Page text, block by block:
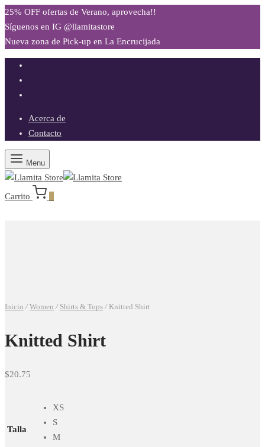
25% OFF ofertas de Verano, aprovecha!!
Síguenos en IG @llamitastore
Nueva zona de Pick-up en La Encrucijada
Acerca de
Contacto
Menu
Carrito
Inicio / Women / Shirts & Tops /Knitted Shirt
Knitted Shirt
$20.75
Talla
XS
S
M